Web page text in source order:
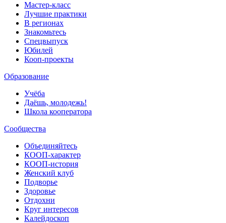
Мастер-класс
Лучшие практики
В регионах
Знакомьтесь
Спецвыпуск
Юбилей
Кооп-проекты
Образование
Учёба
Даёшь, молодежь!
Школа кооператора
Сообщества
Объединяйтесь
КООП-характер
КООП-история
Женский клуб
Подворье
Здоровье
Отдохни
Круг интересов
Калейдоскоп